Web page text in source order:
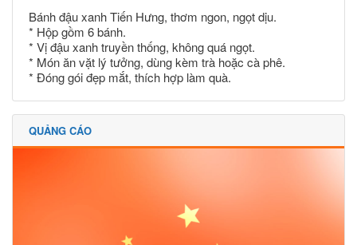
Bánh đậu xanh Tiến Hưng, thơm ngon, ngọt dịu.
* Hộp gồm 6 bánh.
* Vị đậu xanh truyền thống, không quá ngọt.
* Món ăn vặt lý tưởng, dùng kèm trà hoặc cà phê.
* Đóng gói đẹp mắt, thích hợp làm quà.
QUẢNG CÁO